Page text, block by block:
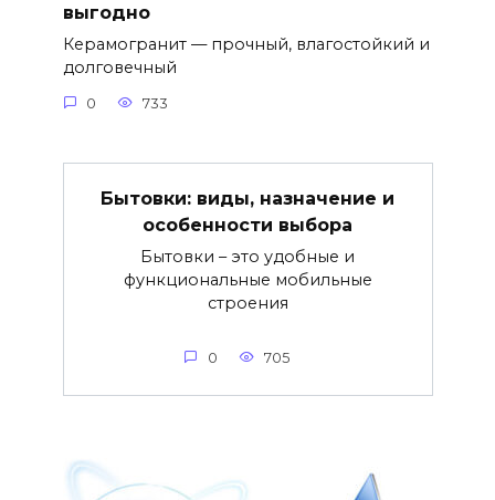
выгодно
Керамогранит — прочный, влагостойкий и
долговечный
0 733
Бытовки: виды, назначение и
особенности выбора
Бытовки – это удобные и
функциональные мобильные
строения
0 705